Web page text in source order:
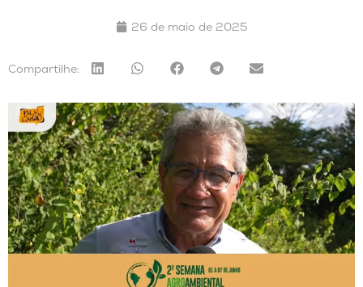
26 de maio de 2025
Compartilhe: